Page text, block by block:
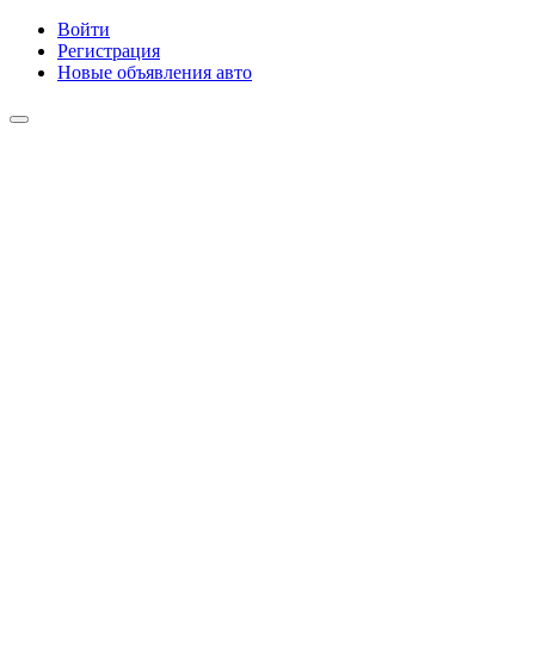
Войти
Регистрация
Новые объявления авто